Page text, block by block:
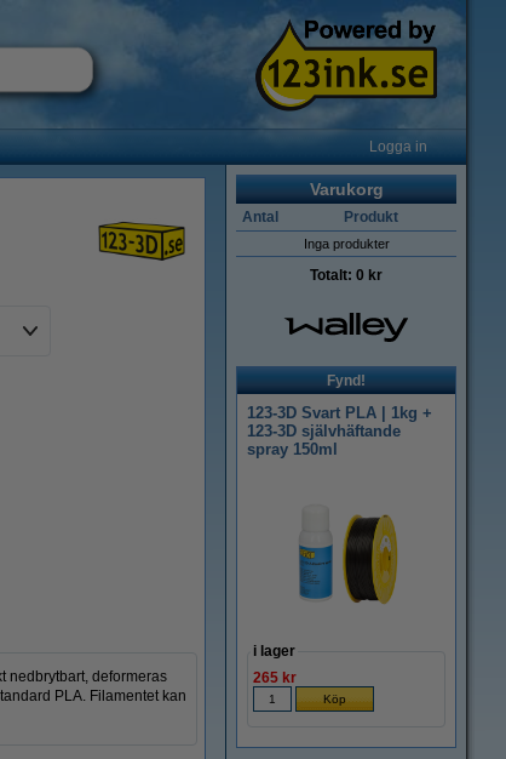
Logga in
nedbrytbart, deformeras
PLA. Filamentet kan
Varukorg
Antal Produkt
Inga produkter
Totalt: 0 kr
Fynd!
123-3D Svart PLA | 1kg +
123-3D självhäftande
spray 150ml
i lager
265 kr